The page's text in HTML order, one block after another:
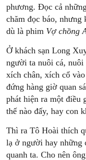
phương. Đọc cả
chăm đọc báo,
dù là phim Vợ chồng
Ở khách sạn Long
người ta nuôi cá,
xích chân, xích cổ
đứng hàng giờ quan
phát hiện ra một điều
thế nào đấy, hay con
Thì ra Tô Hoài thích
lạ ở người hay những
quanh ta. Cho nên